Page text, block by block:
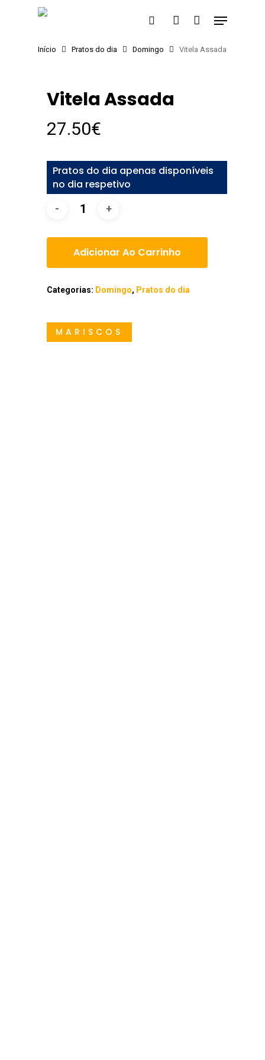
search account
Menu
Início Pratos do dia Domingo Vitela Assada
Vitela Assada
27.50€
Pratos do dia apenas disponíveis
no dia respetivo
Adicionar Ao Carrinho
Categorias: Domingo, Pratos do dia
MARISCOS